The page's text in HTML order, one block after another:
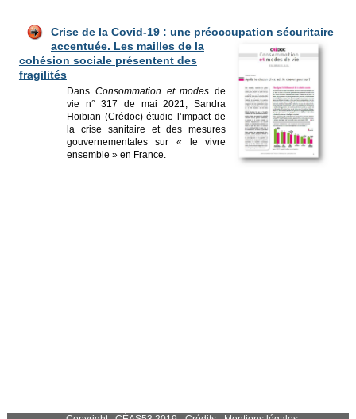
Crise de la Covid-19 : une préoccupation sécuritaire
accentuée. Les mailles de la
cohésion sociale présentent des
fragilités
Dans Consommation et modes de
vie n° 317 de mai 2021, Sandra
Hoibian (Crédoc) étudie l’impact de
la crise sanitaire et des mesures
gouvernementales sur « le vivre
ensemble » en France.